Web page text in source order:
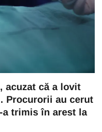
acuzat că a lovit
Procurorii au cerut
a trimis în arest la